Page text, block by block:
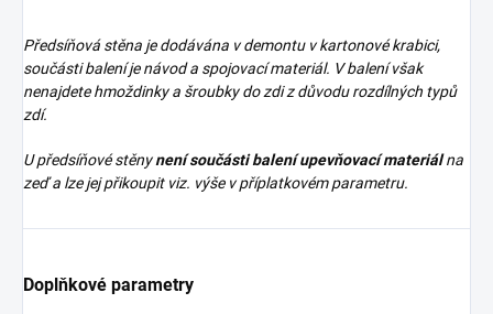
Předsíňová stěna je dodávána v demontu v kartonové krabici,
součásti balení je návod a spojovací materiál. V balení však
nenajdetehmoždinky a šroubky do zdi z důvodu rozdílných typů
zdí.
U předsíňové stěnynení součásti balení upevňovací materiálna
zeď a lze jej přikoupit viz. výše v příplatkovém parametru.
Doplňkové parametry